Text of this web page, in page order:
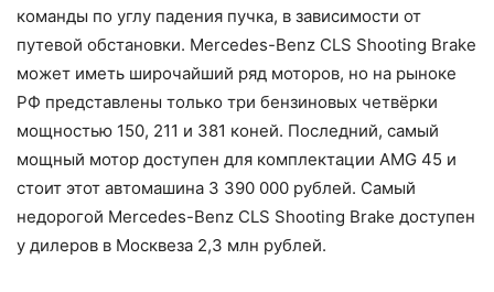
команды по углу падения пучка, в зависимости от
путевой обстановки. Mercedes-Benz CLS Shooting Brake
может иметь широчайший ряд моторов, но на рыноке
РФ представлены только три бензиновых четвёрки
мощностью 150, 211 и 381 коней. Последний, самый
мощный мотор доступен для комплектации AMG 45 и
стоит этот автомашина 3 390 000 рублей. Самый
недорогой Mercedes-Benz CLS Shooting Brake доступен
у дилеров в Москвеза 2,3 млн рублей.